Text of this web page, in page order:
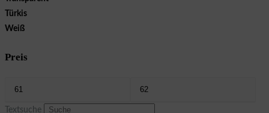
Türkis
Weiß
Preis
Textsuche